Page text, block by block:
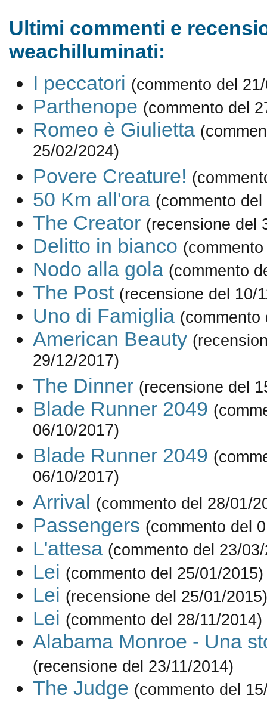
Ultimi commenti e
weachilluminati:
I peccatori (commento del
Parthenope (commento del
Romeo è Giulietta
25/02/2024)
Povere Creature!
50 Km all'ora (commento
The Creator (recensione del
Delitto in bianco
Nodo alla gola (commento
The Post (recensione del 10/
Uno di Famiglia (commento
American Beauty
29/12/2017)
The Dinner (recensione del
Blade Runner 2049
06/10/2017)
Blade Runner 2049
06/10/2017)
Arrival (commento del 28/01/
Passengers (commento del
L'attesa (commento del 23/
Lei (commento del 25/01/2015)
Lei (recensione del 25/01/2015)
Lei (commento del 28/11/2014)
Alabama Monroe - Una
(recensione del 23/11/2014)
The Judge (commento del